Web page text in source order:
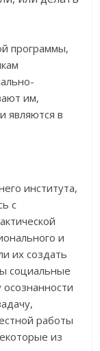
программы,
им,
являются в
института,
с
и
их создать
социальные
работы
из